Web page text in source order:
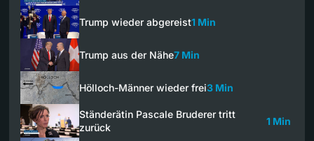
Trump wieder abgereist1 Min
Trump aus der Nähe7 Min
Hölloch-Männer wieder frei3 Min
Ständerätin Pascale Bruderer tritt
zurück
1 Min